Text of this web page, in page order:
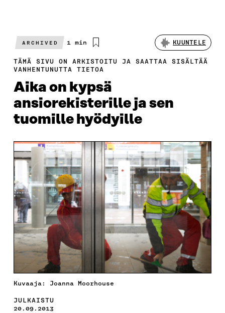
ARCHIVED
Arvioitu
1 min KUUNTELE
TÄMÄ SIVU ON ARKISTOITU JA SAATTAA SISÄLTÄÄ
VANHENTUNUTTA TIETOA
Aika on kypsä
ansiorekisterille ja sen
tuomille hyödyille
Kuvaaja: Joanna Moorhouse
JULKAISTU
20.09.2013